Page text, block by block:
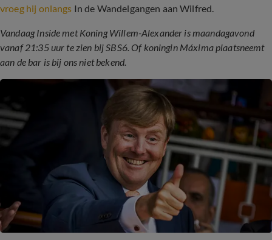
vroeg hij onlangs In de Wandelgangen aan Wilfred.
Vandaag Inside met Koning Willem-Alexander is maandagavond
vanaf 21:35 uur te zien bij SBS6. Of koningin Máxima plaatsneemt
aan de bar is bij ons niet bekend.